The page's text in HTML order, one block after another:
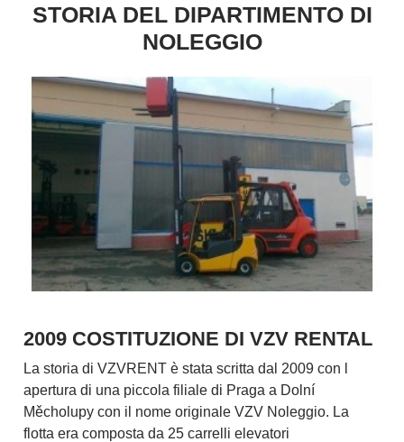
STORIA DEL DIPARTIMENTO DI
NOLEGGIO
2009 COSTITUZIONE DI VZV RENTAL
La storia di VZVRENT è stata scritta dal 2009 con l
apertura di una piccola filiale di Praga a Dolní
Měcholupy con il nome originale VZV Noleggio. La
flotta era composta da 25 carrelli elevatori